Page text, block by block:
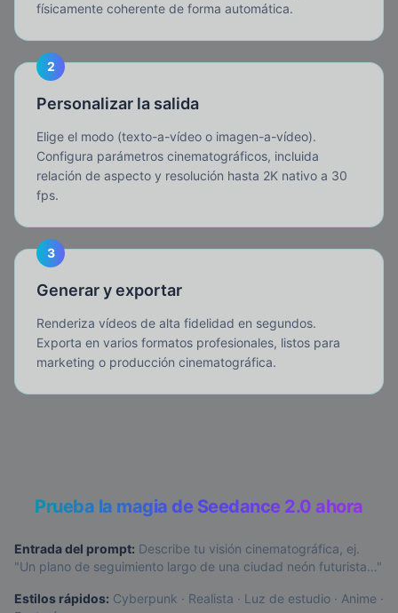
físicamente coherente de forma automática.
2
Personalizar la salida
Elige el modo (texto-a-vídeo o imagen-a-vídeo).
Configura parámetros cinematográficos, incluida
relación de aspecto y resolución hasta 2K nativo a 30
fps.
3
Generar y exportar
Renderiza vídeos de alta fidelidad en segundos.
Exporta en varios formatos profesionales, listos para
marketing o producción cinematográfica.
Prueba la magia de Seedance 2.0 ahora
Entrada del prompt: Describe tu visión cinematográfica, ej.
"Un plano de seguimiento largo de una ciudad neón futurista…"
Estilos rápidos: Cyberpunk · Realista · Luz de estudio · Anime ·